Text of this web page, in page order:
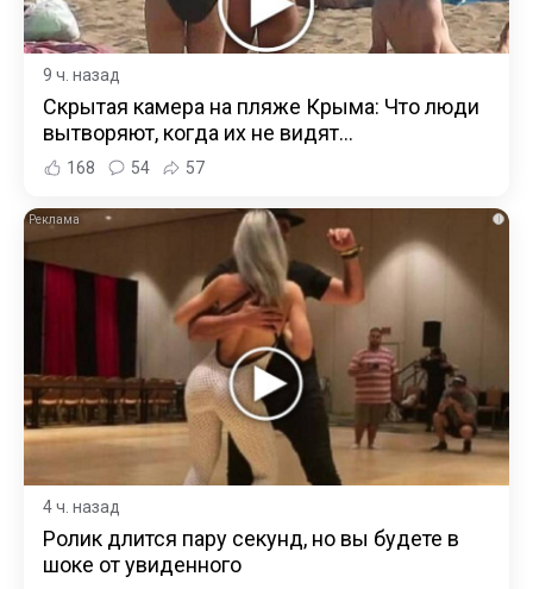
9 ч. назад
Скрытая камера на пляже Крыма: Что люди
вытворяют, когда их не видят...
168 54 57
i
4 ч. назад
Ролик длится пару секунд, но вы будете в
шоке от увиденного